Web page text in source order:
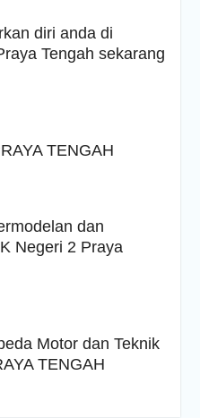
diri anda di
Tengah sekarang
TENGAH
dan
Negeri 2 Praya
Motor dan Teknik
TENGAH